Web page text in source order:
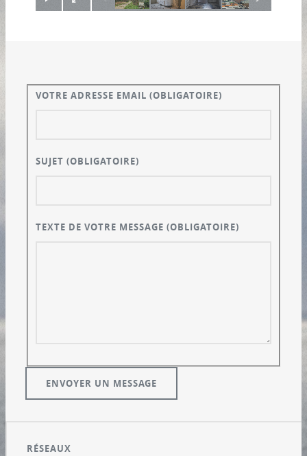
VOTRE ADRESSE EMAIL(OBLIGATOIRE)
SUJET(OBLIGATOIRE)
TEXTE DE VOTRE MESSAGE(OBLIGATOIRE)
RÉSEAUX